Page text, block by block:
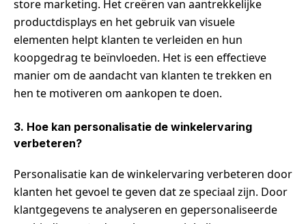
store marketing. Het creëren van aantrekkelijke
productdisplays en het gebruik van visuele
elementen helpt klanten te verleiden en hun
koopgedrag te beïnvloeden. Het is een effectieve
manier om de aandacht van klanten te trekken en
hen te motiveren om aankopen te doen.
3. Hoe kan personalisatie de winkelervaring
verbeteren?
Personalisatie kan de winkelervaring verbeteren door
klanten het gevoel te geven dat ze speciaal zijn. Door
klantgegevens te analyseren en gepersonaliseerde